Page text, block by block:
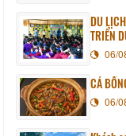
DU
TRIỂN
06/
CÁ
06/